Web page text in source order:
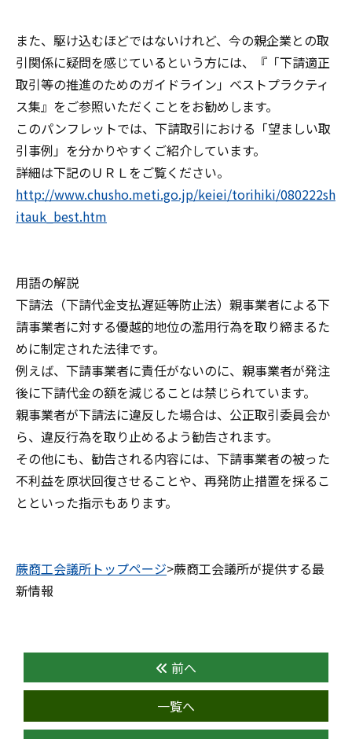
また、駆け込むほどではないけれど、今の親企業との取
引関係に疑問を感じているという方には、『「下請適正
取引等の推進のためのガイドライン」ベストプラクティ
ス集』をご参照いただくことをお勧めします。
このパンフレットでは、下請取引における「望ましい取
引事例」を分かりやすくご紹介しています。
詳細は下記のＵＲＬをご覧ください。
http://www.chusho.meti.go.jp/keiei/torihiki/080222sh
itauk_best.htm
用語の解説
下請法（下請代金支払遅延等防止法）親事業者による下
請事業者に対する優越的地位の濫用行為を取り締まるた
めに制定された法律です。
例えば、下請事業者に責任がないのに、親事業者が発注
後に下請代金の額を減じることは禁じられています。
親事業者が下請法に違反した場合は、公正取引委員会か
ら、違反行為を取り止めるよう勧告されます。
その他にも、勧告される内容には、下請事業者の被った
不利益を原状回復させることや、再発防止措置を採るこ
とといった指示もあります。
蕨商工会議所トップページ>蕨商工会議所が提供する最
新情報
前へ
一覧へ